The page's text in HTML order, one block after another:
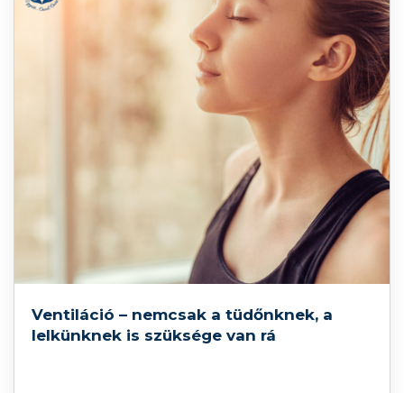
Ventiláció – nemcsak a tüdőnknek, a
lelkünknek is szüksége van rá